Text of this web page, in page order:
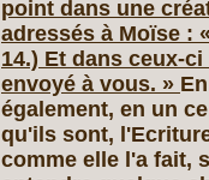
point dans une
adressés à Moïse :
14.) Et dans
envoyé à vous. »
également, en un
qu'ils sont,
comme elle l'a fait,